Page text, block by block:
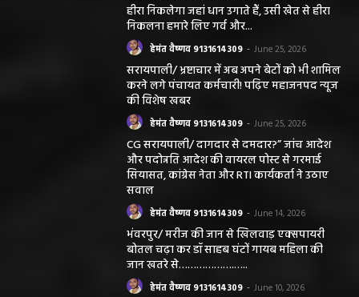
हीरा निकलेगा जहां धान उगाते हैं, उसी खेत से हीरा
निकलना हमारे लिए गर्व और...
हेमंत वैष्णव 9131614309 - June 25, 2026
सरायपाली/ भ्रष्टाचार में अब अपने बेटों को भी शामिल
करने लगे पंचायत कर्मचारी! पढ़िए महाजनपद न्यूज
की विशेष खबर
हेमंत वैष्णव 9131614309 - June 25, 2026
CG सरायपाली/ दागदार से दमदार?” जांच आदेश
और पदोन्नति आदेश की वायरल पोस्ट से गरमाई
सियासत, कांग्रेस नेता और RTI कार्यकर्ता ने उठाए
सवाल
हेमंत वैष्णव 9131614309 - June 14, 2026
भंवरपुर/ मरीज की जान से खिलवाड़ एक्सपायरी
बोतल चढ़ा कर डॉ साहब घंटों गायब महिला की
जान खतरे से……………….…..
हेमंत वैष्णव 9131614309 - June 10, 2026